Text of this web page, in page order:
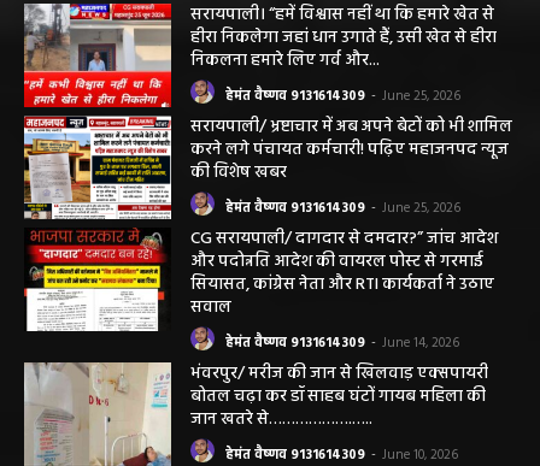
सरायपाली। “हमें विश्वास नहीं था कि हमारे खेत से
हीरा निकलेगा जहां धान उगाते हैं, उसी खेत से हीरा
निकलना हमारे लिए गर्व और...
हेमंत वैष्णव 9131614309 - June 25, 2026
सरायपाली/ भ्रष्टाचार में अब अपने बेटों को भी शामिल
करने लगे पंचायत कर्मचारी! पढ़िए महाजनपद न्यूज
की विशेष खबर
हेमंत वैष्णव 9131614309 - June 25, 2026
CG सरायपाली/ दागदार से दमदार?” जांच आदेश
और पदोन्नति आदेश की वायरल पोस्ट से गरमाई
सियासत, कांग्रेस नेता और RTI कार्यकर्ता ने उठाए
सवाल
हेमंत वैष्णव 9131614309 - June 14, 2026
भंवरपुर/ मरीज की जान से खिलवाड़ एक्सपायरी
बोतल चढ़ा कर डॉ साहब घंटों गायब महिला की
जान खतरे से……………….…..
हेमंत वैष्णव 9131614309 - June 10, 2026